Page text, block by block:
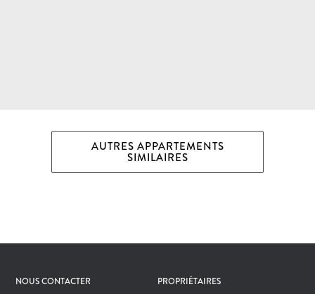
AUTRES APPARTEMENTS
SIMILAIRES
NOUS CONTACTER PROPRIÉTAIRES